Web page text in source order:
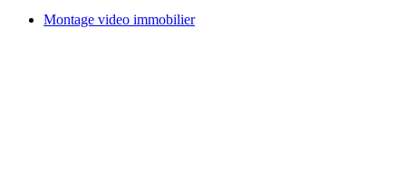
Montage video immobilier